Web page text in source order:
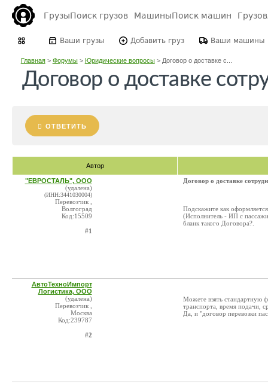
ГрузыПоиск грузов МашиныПоиск машин
Ваши грузы Добавить груз Ваши машины
Главная> Форумы> Юридические вопросы> Договор о доставке с...
Договор о доставке
ОТВЕТИТЬ
Автор
"ЕВРОСТАЛЬ", ООО
(удалена)
(ИНН:3441030004)
Перевозчик ,
Волгоград
Код:15509
#1
Договор о доставке
Подскажите как
(Исполнитель - ИП с
бланк такого Договора?.
АвтоТехноИмпорт
Логистика, ООО
(удалена)
Перевозчик ,
Москва
Код:239787
#2
Можете взять стандартную
транспорта, время подачи,
Да, и "договор перевозки